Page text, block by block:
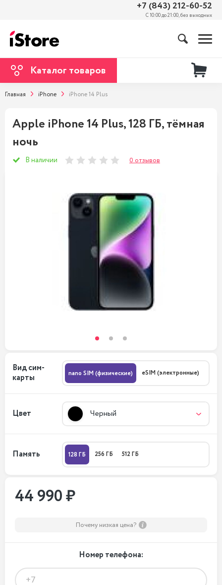
+7 (843) 212-60-52
С 10:00 до 21:00, без выходных
Каталог товаров
Главная iPhone iPhone 14 Plus
Apple iPhone 14 Plus, 128 ГБ, тёмная
ночь
В наличии 0 отзывов
Вид сим-
карты
nano SIM (физические) eSIM (электронные)
Цвет Черный
Память 128 ГБ 256 ГБ 512 ГБ
44 990 ₽
Почему низкая цена?
Номер телефона: